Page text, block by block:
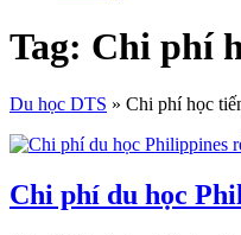
Tag: Chi phí
Du học DTS » Chi phí học
Chi phí du học